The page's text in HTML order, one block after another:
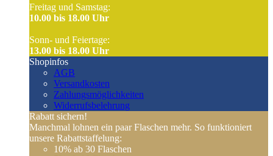
Freitag und Samstag:
10.00 bis 18.00 Uhr
Sonn- und Feiertage:
13.00 bis 18.00 Uhr
Shopinfos
AGB
Versandkosten
Zahlungsmöglichkeiten
Widerrufsbelehrung
Rabatt sichern!
Manchmal lohnen ein paar Flaschen mehr. So funktioniert
unsere Rabattstaffelung:
10% ab 30 Flaschen